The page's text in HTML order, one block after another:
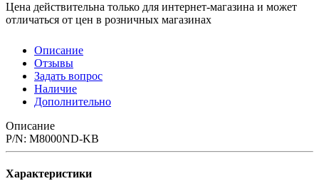
Цена действительна только для интернет-магазина и может
отличаться от цен в розничных магазинах
Описание
Отзывы
Задать вопрос
Наличие
Дополнительно
Описание
P/N: M8000ND-KB
Характеристики